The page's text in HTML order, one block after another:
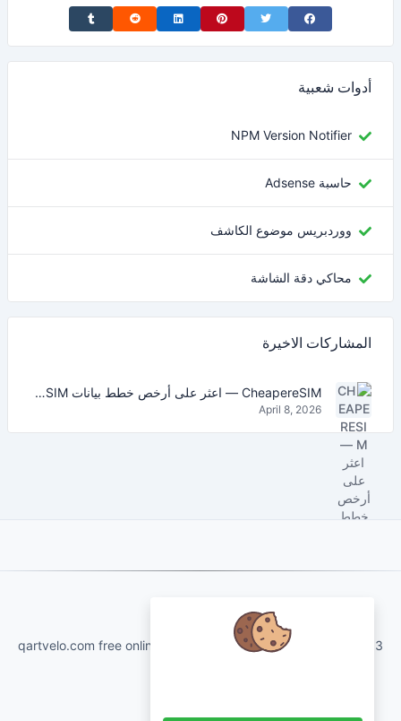
Share on Facebook
Share on Twitter
Share on Pinterest
Share on LinkedIn
Share on Reddit
Share on Tumblr
أدوات شعبية
NPM Version Notifier
حاسبة Adsense
ووردبريس موضوع الكاشف
محاكي دقة الشاشة
المشاركات الاخيرة
CheapereSIM — اعثر على أرخص خطط بيانات eSIM للسفر في 2026
April 8, 2026
qartvelo.com free online tools and services made by KAKHA13